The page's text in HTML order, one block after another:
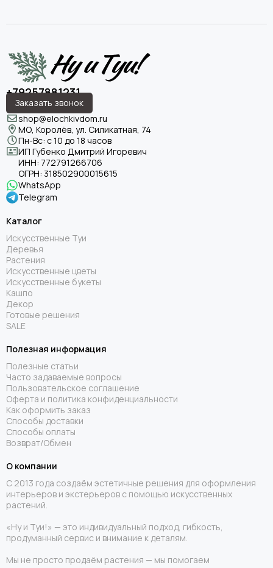
+79257881231
Заказать звонок
shop@elochkivdom.ru
МО, Королёв, ул. Силикатная, 74
Пн-Вс: с 10 до 18 часов
ИП Губенко Дмитрий Игоревич
ИНН: 772791266706
ОГРН: 318502900015615
WhatsApp
Telegram
Каталог
Искусственные Туи
Деревья
Растения
Искусственные цветы
Искусственные букеты
Кашпо
Декор
Готовые решения
SALE
Полезная информация
Полезные статьи
Часто задаваемые вопросы
Пользовательское соглашение
Оферта и политика конфиденциальности
Как оформить заказ
Способы доставки
Способы оплаты
Возврат/Обмен
О компании
С 2013 года создаём эстетичные решения для оформления
интерьеров и экстерьеров с помощью искусственных
растений.
«Ну и Туи!» — это индивидуальный подход, гибкость,
продуманный сервис и внимание к деталям.
Мы не просто продаём растения — мы помогаем